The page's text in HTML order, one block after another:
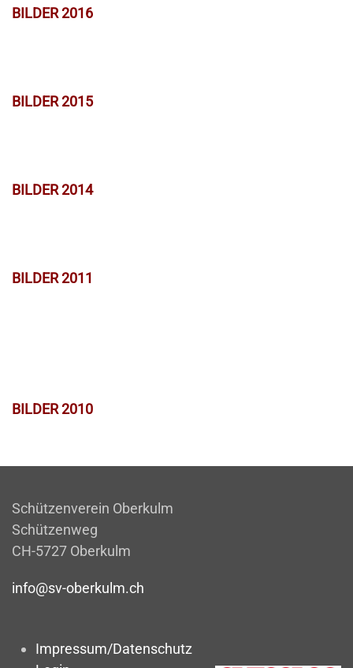
BILDER 2016
BILDER 2015
BILDER 2014
BILDER 2011
BILDER 2010
Schützenverein Oberkulm
Schützenweg
CH-5727 Oberkulm
info@sv-oberkulm.ch
Impressum/Datenschutz